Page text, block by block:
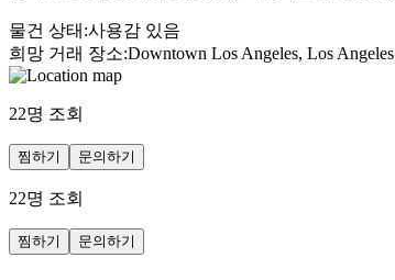
물건 상태 :사용감 있음
희망 거래 장소:Downtown Los Angeles, Los Angeles
22명 조회
찜하기 문의하기
22명 조회
찜하기 문의하기